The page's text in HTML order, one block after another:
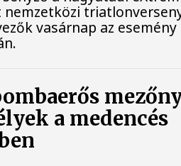
nemzetközi
vasárnap az esemény
a medencés